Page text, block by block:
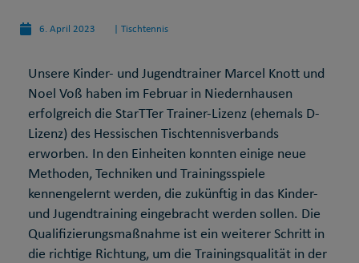
6. April 2023 Tischtennis
Unsere Kinder- und Jugendtrainer Marcel Knott und
Noel Voß haben im Februar in Niedernhausen
erfolgreich die StarTTer Trainer-Lizenz (ehemals D-
Lizenz) des Hessischen Tischtennisverbands
erworben. In den Einheiten konnten einige neue
Methoden, Techniken und Trainingsspiele
kennengelernt werden, die zukünftig in das Kinder-
und Jugendtraining eingebracht werden sollen. Die
Qualifizierungsmaßnahme ist ein weiterer Schritt in
die richtige Richtung, um die Trainingsqualität in der